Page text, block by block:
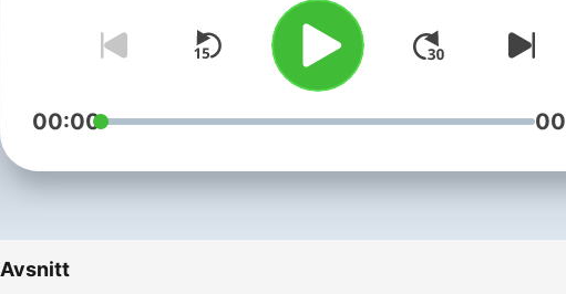
varje måndag.
00:00
Avsnitt